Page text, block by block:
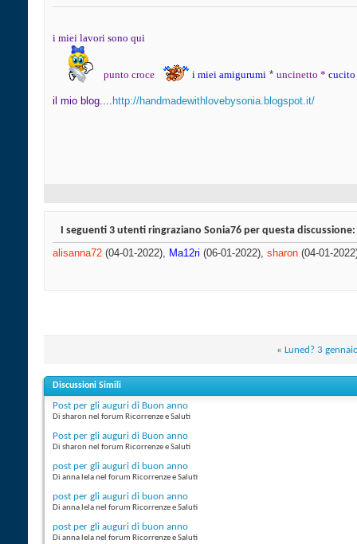
i miei lavori sono qui
punto croce i miei amigurumi ​ * uncinetto * cucito
il mio blog.... http://handmadewithlovebysonia.blogspot.it/
I seguenti 3 utenti ringraziano Sonia76 per questa discussione:
alisanna72 (04-01-2022), Ma12ri (06-01-2022), sharon (04-01-
« Luned? 3
Discussioni Simili
Post per gli auguri di Buon anno
Di sharon nel forum Ricorrenze e Saluti
Post per gli auguri di Buon anno
Di sharon nel forum Ricorrenze e Saluti
post per gli auguri di buon anno
Di anna lela nel forum Ricorrenze e Saluti
post per gli auguri di buon anno
Di anna lela nel forum Ricorrenze e Saluti
post per gli auguri di buon anno
Di anna lela nel forum Ricorrenze e Saluti